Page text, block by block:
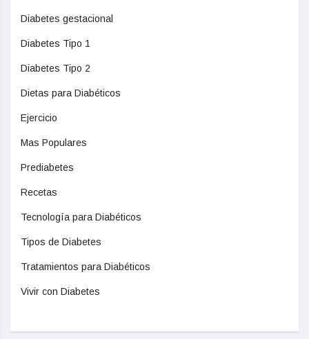
Diabetes gestacional
Diabetes Tipo 1
Diabetes Tipo 2
Dietas para Diabéticos
Ejercicio
Mas Populares
Prediabetes
Recetas
Tecnología para Diabéticos
Tipos de Diabetes
Tratamientos para Diabéticos
Vivir con Diabetes